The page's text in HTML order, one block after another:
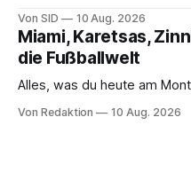
Von SID 10 Aug. 2026
Miami, Karetsas,
die Fußballwelt
Alles, was du heute am
Von Redaktion 10 Aug. 2026